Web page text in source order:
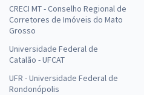
CRECI MT - Conselho Regional de
Corretores de Imóveis do Mato
Grosso
Universidade Federal de
Catalão - UFCAT
UFR - Universidade Federal de
Rondonópolis